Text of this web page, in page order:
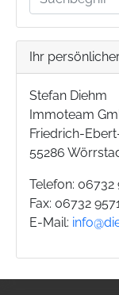
Ihr
Stefan Diehm
Immoteam
Friedrich-
55286
Telefon: 06732
Fax: 06732
E-Mail: